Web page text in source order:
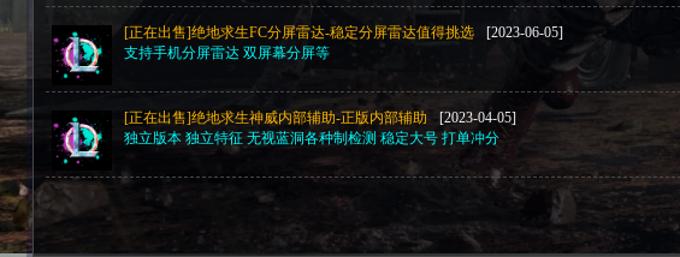
[正在出售]绝地求生FC分屏雷达-稳定分屏雷达值得挑选
[2023-06-05]
支持手机分屏雷达 双屏幕分屏等
[正在出售]绝地求生神威内部辅助-正版内部辅助
[2023-04-05]
独立版本 独立特征 无视蓝洞各种制检测 稳定大号 打单冲分